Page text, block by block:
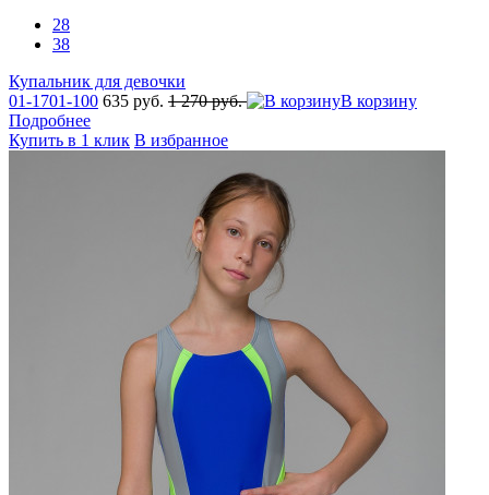
28
38
Купальник для девочки
01-1701-100 635 руб. 1 270 руб.
В корзину
Подробнее
Купить в 1 клик В избранное